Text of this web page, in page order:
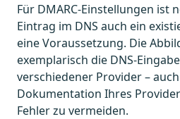
Für DMARC-Einstellungen ist
Eintrag im DNS auch ein
eine Voraussetzung. Die
exemplarisch die DNS-
verschiedener Provider –
Dokumentation Ihres
Fehler zu vermeiden.